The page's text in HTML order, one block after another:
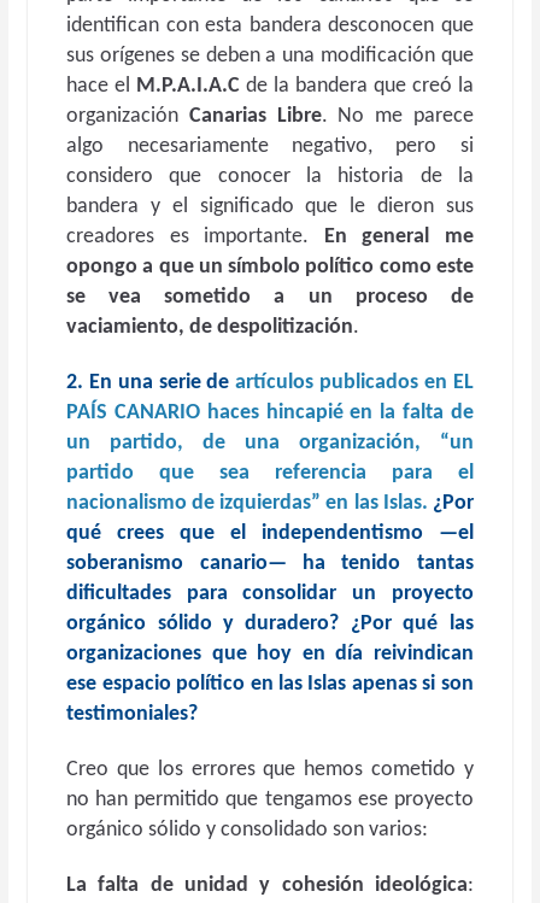
identifican con esta bandera desconocen que
sus orígenes se deben a una modificación que
hace el M.P.A.I.A.C de la bandera que creó la
organización Canarias Libre. No me parece
algo necesariamente negativo, pero si
considero que conocer la historia de la
bandera y el significado que le dieron sus
creadores es importante. En general me
opongo a que un símbolo político como este
se vea sometido a un proceso de
vaciamiento, de despolitización.
2. En una serie deartículos publicados en EL
PAÍS CANARIO haces hincapié en la falta de
un partido, de una organización, “un
partido que sea referencia para el
nacionalismo de izquierdas” en las Islas. ¿Por
qué crees que el independentismo —el
soberanismo canario— ha tenido tantas
dificultades para consolidar un proyecto
orgánico sólido y duradero? ¿Por qué las
organizaciones que hoy en día reivindican
ese espacio político en las Islas apenas si son
testimoniales?
Creo que los errores que hemos cometido y
no han permitido que tengamos ese proyecto
orgánico sólido y consolidado son varios:
La falta de unidad y cohesión ideológica: